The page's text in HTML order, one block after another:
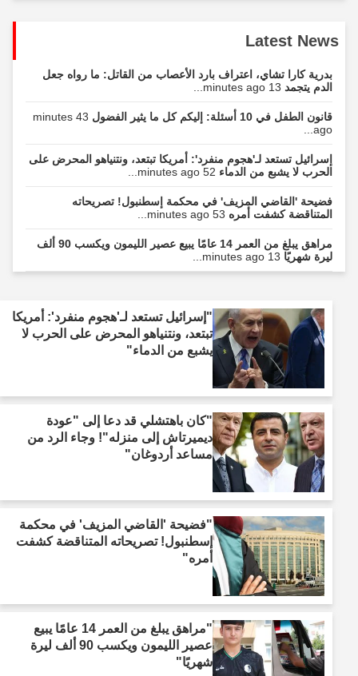
Latest News
بدرية كارا تشاي، اعتراف بارد الأعصاب من القاتل: ما رواه جعل
الدم يتجمد13 minutes ago...
قانون الطفل في 10 أسئلة: إليكم كل ما يثير الفضول
43 minutes
ago...
إسرائيل تستعد لـ'هجوم منفرد': أمريكا تبتعد، ونتنياهو المحرض على
الحرب لا يشبع من الدماء52 minutes ago...
فضيحة 'القاضي المزيف' في محكمة إسطنبول! تصريحاته
المتناقضة كشفت أمره53 minutes ago...
مراهق يبلغ من العمر 14 عامًا يبيع عصير الليمون ويكسب 90 ألف
ليرة شهريًا13 minutes ago...
"إسرائيل تستعد لـ'هجوم منفرد': أمريكا
تبتعد، ونتنياهو المحرض على الحرب لا
يشبع من الدماء"
"كان باهتشلي قد دعا إلى "عودة
ديميرتاش إلى منزله"! وجاء الرد من
مساعد أردوغان"
"فضيحة 'القاضي المزيف' في محكمة
إسطنبول! تصريحاته المتناقضة كشفت
أمره"
"مراهق يبلغ من العمر 14 عامًا يبيع
عصير الليمون ويكسب 90 ألف ليرة
شهريًا"